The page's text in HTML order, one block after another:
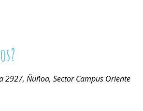
2927, Ñuñoa, Sector Campus Oriente